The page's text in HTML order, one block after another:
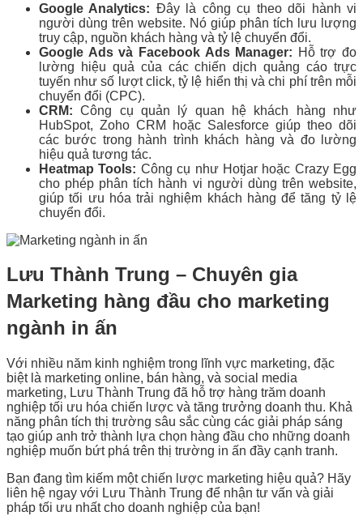
Google Analytics: Đây là công cụ theo dõi hành vi
người dùng trên website. Nó giúp phân tích lưu lượng
truy cập, nguồn khách hàng và tỷ lệ chuyển đổi.
Google Ads và Facebook Ads Manager: Hỗ trợ đo
lường hiệu quả của các chiến dịch quảng cáo trực
tuyến như số lượt click, tỷ lệ hiển thị và chi phí trên mỗi
chuyển đổi (CPC).
CRM: Công cụ quản lý quan hệ khách hàng như
HubSpot, Zoho CRM hoặc Salesforce giúp theo dõi
các bước trong hành trình khách hàng và đo lường
hiệu quả tương tác.
Heatmap Tools: Công cụ như Hotjar hoặc Crazy Egg
cho phép phân tích hành vi người dùng trên website,
giúp tối ưu hóa trải nghiệm khách hàng để tăng tỷ lệ
chuyển đổi.
Lưu Thành Trung – Chuyên gia
Marketing hàng đầu cho marketing
ngành in ấn
Với nhiều năm kinh nghiệm trong lĩnh vực marketing, đặc
biệt là marketing online, bán hàng, và social media
marketing, Lưu Thành Trung đã hỗ trợ hàng trăm doanh
nghiệp tối ưu hóa chiến lược và tăng trưởng doanh thu. Khả
năng phân tích thị trường sâu sắc cùng các giải pháp sáng
tạo giúp anh trở thành lựa chọn hàng đầu cho những doanh
nghiệp muốn bứt phá trên thị trường in ấn đầy cạnh tranh.
Bạn đang tìm kiếm một chiến lược marketing hiệu quả? Hãy
liên hệ ngay với Lưu Thành Trung để nhận tư vấn và giải
pháp tối ưu nhất cho doanh nghiệp của bạn!